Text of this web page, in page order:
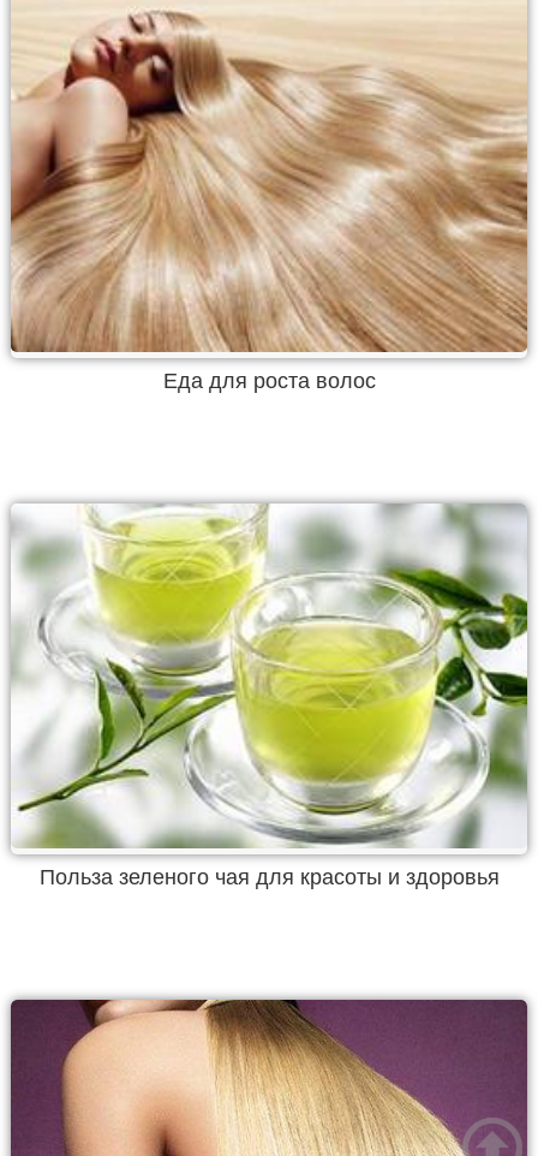
Еда для роста волос
Польза зеленого чая для красоты и здоровья